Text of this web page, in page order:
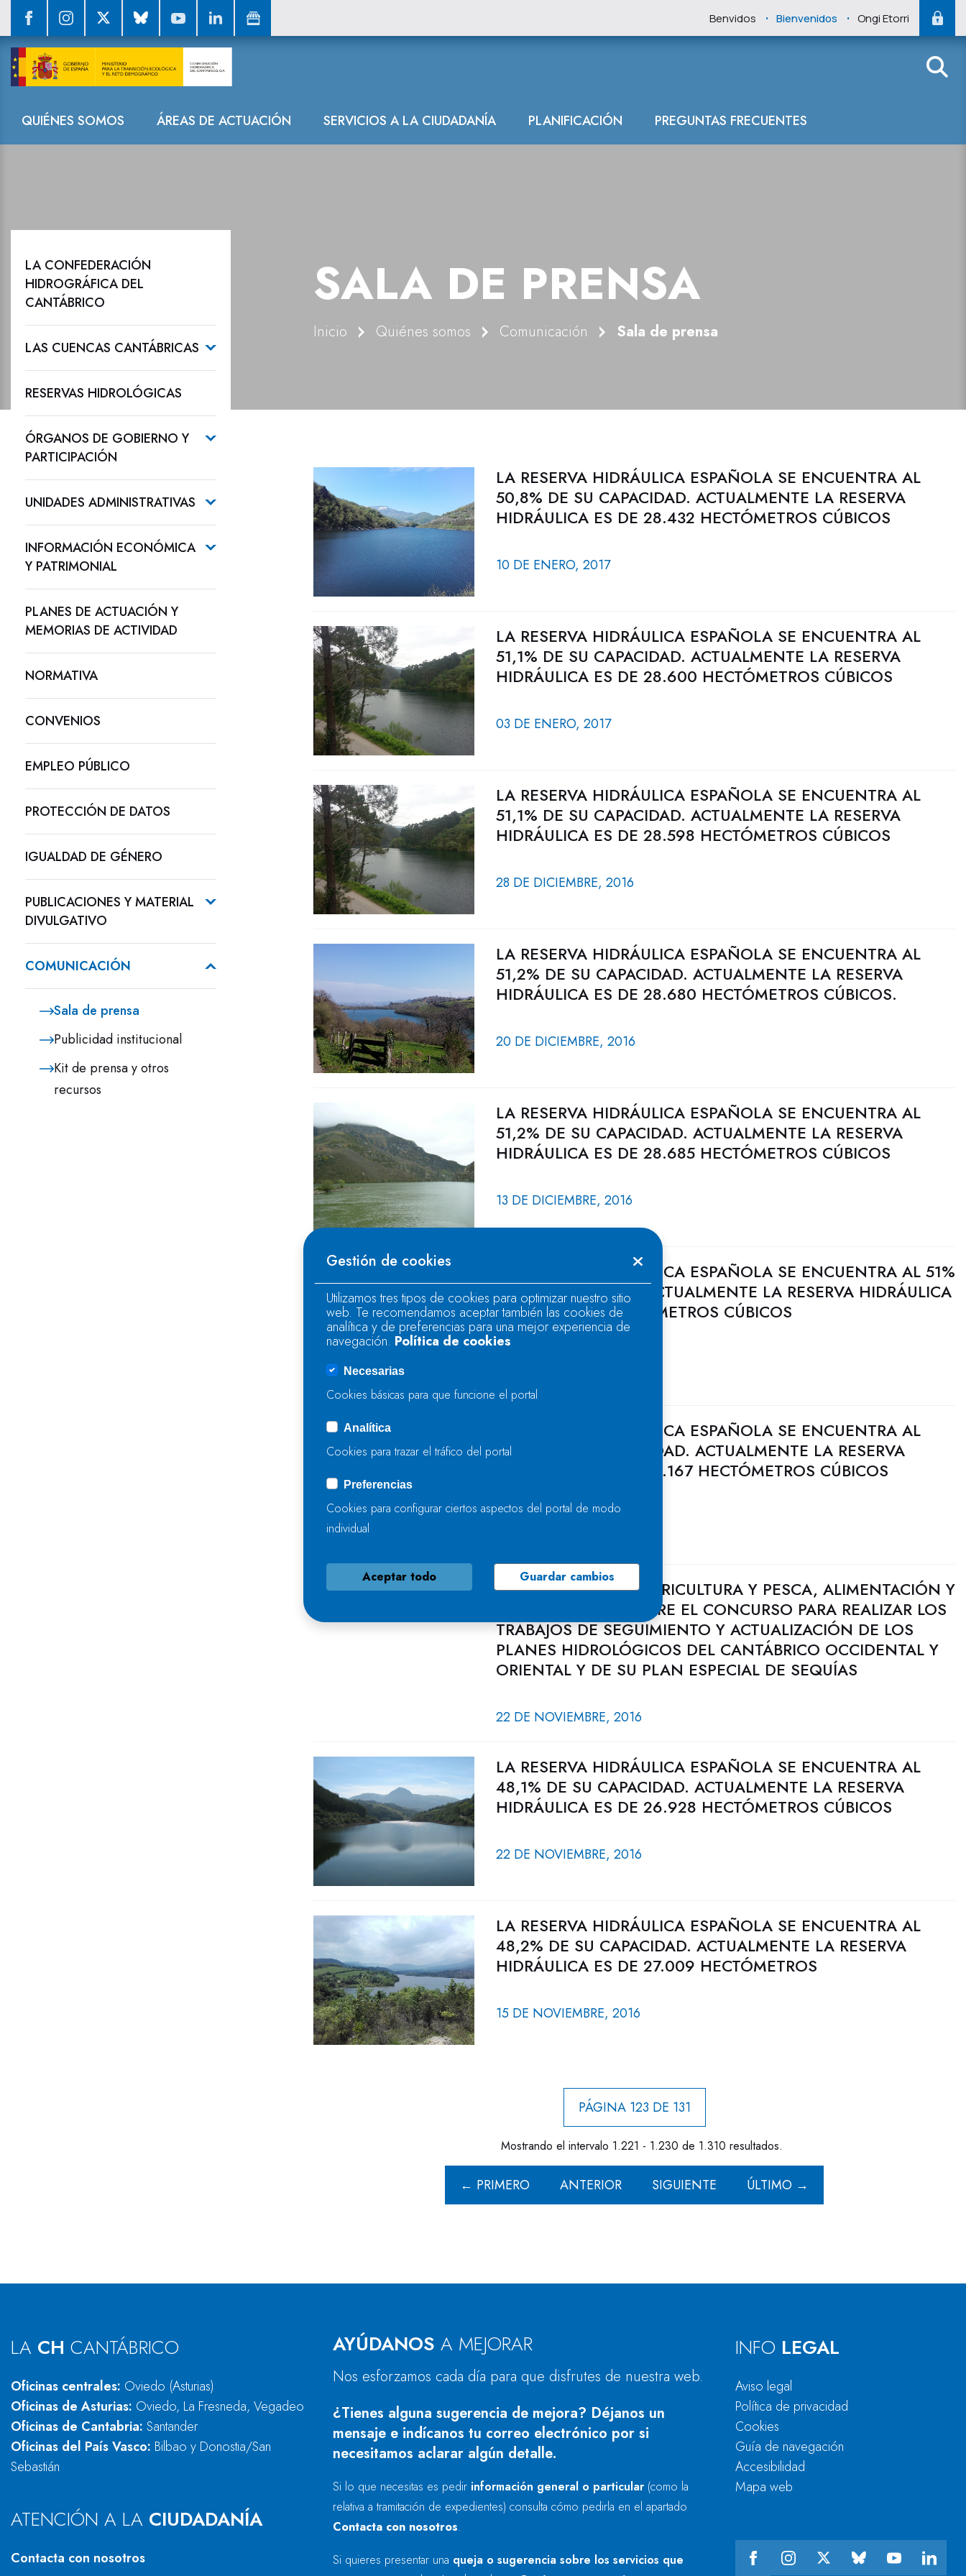
Benvidos . Bienvenidos . Ongi Etorri
Navegación
QUIÉNES SOMOS ÁREAS DE ACTUACIÓN SERVICIOS A LA CIUDADANÍA PLANIFICACIÓN PREGUNTAS FRECUENTES
Sala de prensa
SALA DE PRENSA
Inicio Quiénes somos Comunicación Sala de prensa
LA CONFEDERACIÓN
HIDROGRÁFICA DEL
CANTÁBRICO
LAS CUENCAS CANTÁBRICAS
RESERVAS HIDROLÓGICAS
ÓRGANOS DE GOBIERNO Y
PARTICIPACIÓN
UNIDADES ADMINISTRATIVAS
INFORMACIÓN ECONÓMICA
Y PATRIMONIAL
PLANES DE ACTUACIÓN Y
MEMORIAS DE ACTIVIDAD
NORMATIVA
CONVENIOS
EMPLEO PÚBLICO
PROTECCIÓN DE DATOS
IGUALDAD DE GÉNERO
PUBLICACIONES Y MATERIAL
DIVULGATIVO
COMUNICACIÓN
Sala de prensa
Publicidad institucional
Kit de prensa y otros
recursos
LA RESERVA HIDRÁULICA ESPAÑOLA SE ENCUENTRA AL
50,8% DE SU CAPACIDAD. ACTUALMENTE LA RESERVA
HIDRÁULICA ES DE 28.432 HECTÓMETROS CÚBICOS
10 DE ENERO, 2017
LA RESERVA HIDRÁULICA ESPAÑOLA SE ENCUENTRA AL
51,1% DE SU CAPACIDAD. ACTUALMENTE LA RESERVA
HIDRÁULICA ES DE 28.600 HECTÓMETROS CÚBICOS
03 DE ENERO, 2017
LA RESERVA HIDRÁULICA ESPAÑOLA SE ENCUENTRA AL
51,1% DE SU CAPACIDAD. ACTUALMENTE LA RESERVA
HIDRÁULICA ES DE 28.598 HECTÓMETROS CÚBICOS
28 DE DICIEMBRE, 2016
LA RESERVA HIDRÁULICA ESPAÑOLA SE ENCUENTRA AL
51,2% DE SU CAPACIDAD. ACTUALMENTE LA RESERVA
HIDRÁULICA ES DE 28.680 HECTÓMETROS CÚBICOS.
20 DE DICIEMBRE, 2016
LA RESERVA HIDRÁULICA ESPAÑOLA SE ENCUENTRA AL
51,2% DE SU CAPACIDAD. ACTUALMENTE LA RESERVA
HIDRÁULICA ES DE 28.685 HECTÓMETROS CÚBICOS
13 DE DICIEMBRE, 2016
LA RESERVA HIDRÁULICA ESPAÑOLA SE ENCUENTRA AL 51%
DE SU CAPACIDAD. ACTUALMENTE LA RESERVA HIDRÁULICA
ES DE 28.547 HECTÓMETROS CÚBICOS
LA RESERVA HIDRÁULICA ESPAÑOLA SE ENCUENTRA AL
50,3% DE SU CAPACIDAD. ACTUALMENTE LA RESERVA
HIDRÁULICA ES DE 28.167 HECTÓMETROS CÚBICOS
29 DE NOVIEMBRE, 2016
EL MINISTERIO DE AGRICULTURA Y PESCA, ALIMENTACIÓN Y
MEDIO AMBIENTE ABRE EL CONCURSO PARA REALIZAR LOS
TRABAJOS DE SEGUIMIENTO Y ACTUALIZACIÓN DE LOS
PLANES HIDROLÓGICOS DEL CANTÁBRICO OCCIDENTAL Y
ORIENTAL Y DE SU PLAN ESPECIAL DE SEQUÍAS
22 DE NOVIEMBRE, 2016
LA RESERVA HIDRÁULICA ESPAÑOLA SE ENCUENTRA AL
48,1% DE SU CAPACIDAD. ACTUALMENTE LA RESERVA
HIDRÁULICA ES DE 26.928 HECTÓMETROS CÚBICOS
22 DE NOVIEMBRE, 2016
LA RESERVA HIDRÁULICA ESPAÑOLA SE ENCUENTRA AL
48,2% DE SU CAPACIDAD. ACTUALMENTE LA RESERVA
HIDRÁULICA ES DE 27.009 HECTÓMETROS
15 DE NOVIEMBRE, 2016
PÁGINA 123 DE 131
Mostrando el intervalo 1.221 - 1.230 de 1.310 resultados.
← PRIMERO ANTERIOR SIGUIENTE ÚLTIMO →
LA CH CANTÁBRICO
Oficinas centrales: Oviedo (Asturias)
Oficinas de Asturias: Oviedo, La Fresneda, Vegadeo
Oficinas de Cantabria: Santander
Oficinas del País Vasco: Bilbao y Donostia/San
Sebastián
ATENCIÓN A LA CIUDADANÍA
Contacta con nosotros
AYÚDANOS A MEJORAR
Nos esforzamos cada día para que disfrutes de nuestra web.
¿Tienes alguna sugerencia de mejora? Déjanos un
mensaje e indícanos tu correo electrónico por si
necesitamos aclarar algún detalle.
Si lo que necesitas es pedir información general o particular (como la
relativa a tramitación de expedientes) consulta cómo pedirla en el apartado
Contacta con nosotros.
Si quieres presentar una queja o sugerencia sobre los servicios que
INFO LEGAL
Aviso legal
Política de privacidad
Cookies
Guía de navegación
Accesibilidad
Mapa web
Gestión de cookies
Utilizamos tres tipos de cookies para optimizar nuestro sitio
web. Te recomendamos aceptar también las cookies de
analítica y de preferencias para una mejor experiencia de
navegación. Política de cookies
Necesarias
Cookies básicas para que funcione el portal
Analítica
Cookies para trazar el tráfico del portal
Preferencias
Cookies para configurar ciertos aspectos del portal de modo
individual
Aceptar todo Guardar cambios